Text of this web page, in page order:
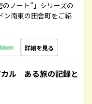
ノート”」シリーズの
ン南東の田舎町をご紹
詳細を見る
カル ある旅の記録と